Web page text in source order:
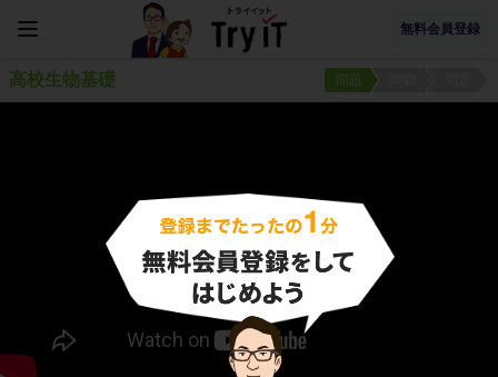
無料会員登録
高校生物基礎 問題